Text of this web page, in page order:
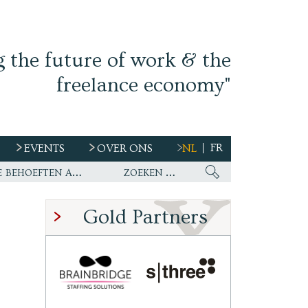
the future of work & the
freelance economy"
EVENTS OVER ONS NL FR
Ework nu wereldwijde partner van WirelessCar’s talentstrategie en toekomstige behoeften aan personeel
Gold Partners